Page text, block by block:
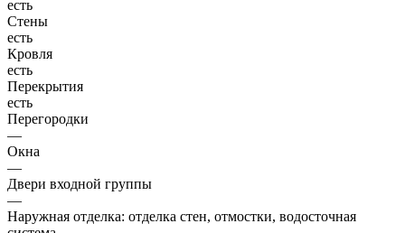
есть
Стены
есть
Кровля
есть
Перекрытия
есть
Перегородки
—
Окна
—
Двери входной группы
—
Наружная отделка: отделка стен, отмостки, водосточная